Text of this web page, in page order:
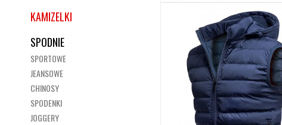
KAMIZELKI
SPODNIE
SPORTOWE
JEANSOWE
CHINOSY
SPODENKI
JOGGERY